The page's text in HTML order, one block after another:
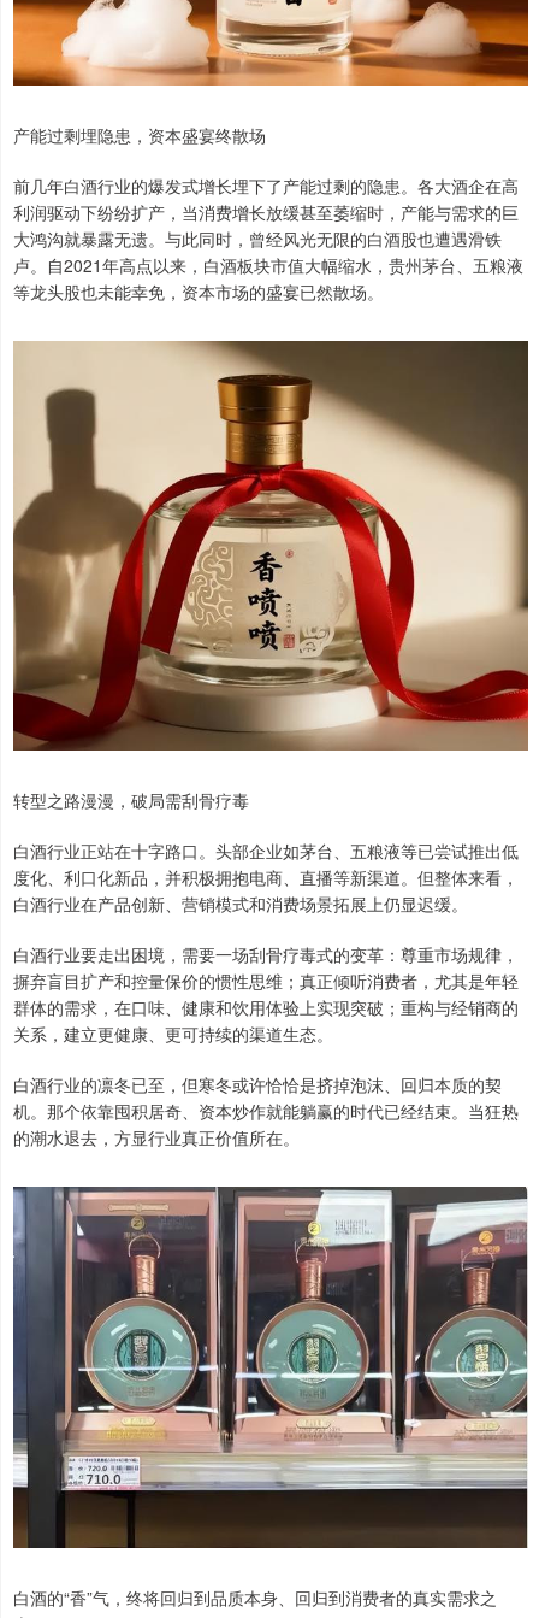
产能过剩埋隐患，资本盛宴终散场
前几年白酒行业的爆发式增长埋下了产能过剩的隐患。各大酒企在高
利润驱动下纷纷扩产，当消费增长放缓甚至萎缩时，产能与需求的巨
大鸿沟就暴露无遗。与此同时，曾经风光无限的白酒股也遭遇滑铁
卢。自2021年高点以来，白酒板块市值大幅缩水，贵州茅台、五粮液
等龙头股也未能幸免，资本市场的盛宴已然散场。
转型之路漫漫，破局需刮骨疗毒
白酒行业正站在十字路口。头部企业如茅台、五粮液等已尝试推出低
度化、利口化新品，并积极拥抱电商、直播等新渠道。但整体来看，
白酒行业在产品创新、营销模式和消费场景拓展上仍显迟缓。
白酒行业要走出困境，需要一场刮骨疗毒式的变革：尊重市场规律，
摒弃盲目扩产和控量保价的惯性思维；真正倾听消费者，尤其是年轻
群体的需求，在口味、健康和饮用体验上实现突破；重构与经销商的
关系，建立更健康、更可持续的渠道生态。
白酒行业的凛冬已至，但寒冬或许恰恰是挤掉泡沫、回归本质的契
机。那个依靠囤积居奇、资本炒作就能躺赢的时代已经结束。当狂热
的潮水退去，方显行业真正价值所在。
白酒的“香”气，终将回归到品质本身、回归到消费者的真实需求之